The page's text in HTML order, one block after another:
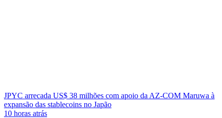
JPYC arrecada US$ 38 milhões com apoio da AZ-COM Maruwa à
expansão das stablecoins no Japão
10 horas atrás